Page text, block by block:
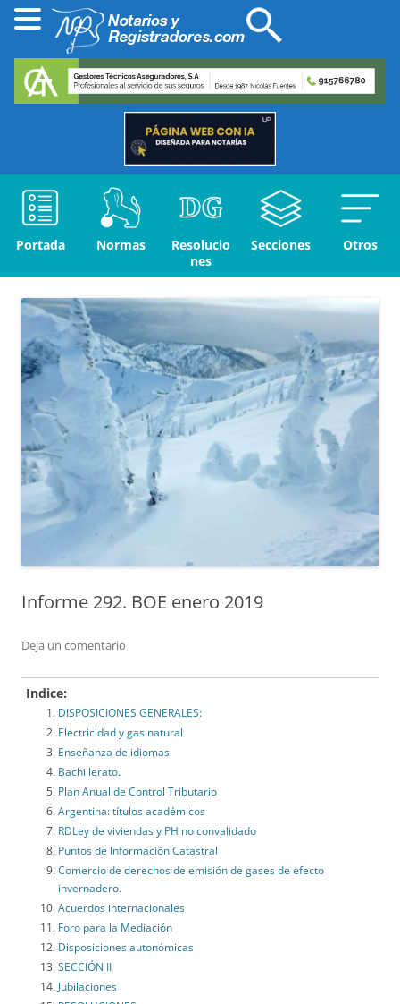
Portada Normas
Resolucio
nes
Secciones Otros
Informe 292. BOE enero 2019
Deja un comentario
Indice:
DISPOSICIONES GENERALES:
Electricidad y gas natural
Enseñanza de idiomas
Bachillerato.
Plan Anual de Control Tributario
Argentina: títulos académicos
RDLey de viviendas y PH no convalidado
Puntos de Información Catastral
Comercio de derechos de emisión de gases de efecto
invernadero.
Acuerdos internacionales
Foro para la Mediación
Disposiciones autonómicas
SECCIÓN II
Jubilaciones